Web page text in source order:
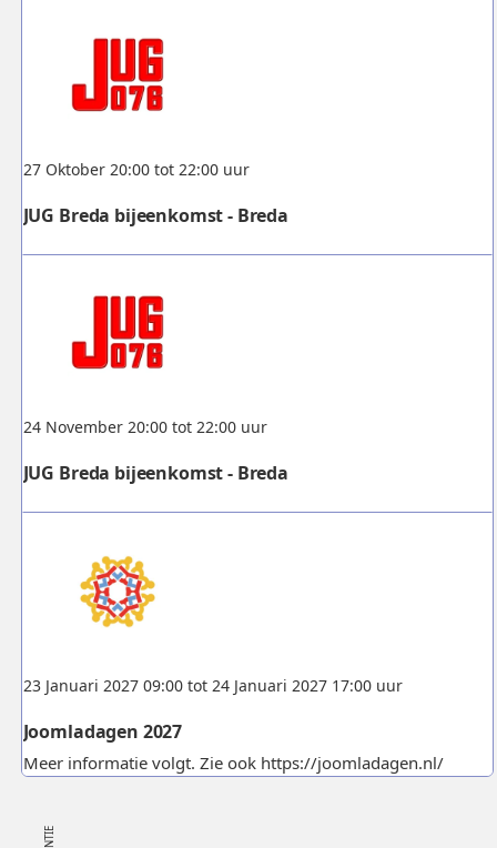
27 Oktober 20:00 tot 22:00 uur
JUG Breda bijeenkomst - Breda
24 November 20:00 tot 22:00 uur
JUG Breda bijeenkomst - Breda
23 Januari 2027 09:00 tot 24 Januari 2027 17:00 uur
Joomladagen 2027
Meer informatie volgt. Zie ook https://joomladagen.nl/